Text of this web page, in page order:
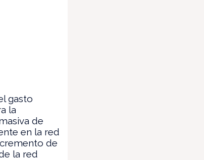
gasto
la
de
en la red
de
la red